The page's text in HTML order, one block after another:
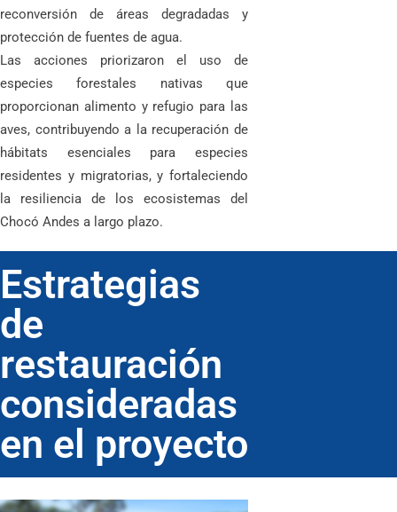
reconversión de áreas degradadas y
protección de fuentes de agua.
Las acciones priorizaron el uso de
especies forestales nativas que
proporcionan alimento y refugio para las
aves, contribuyendo a la recuperación de
hábitats esenciales para especies
residentes y migratorias, y fortaleciendo
la resiliencia de los ecosistemas del
Chocó Andes a largo plazo.
Estrategias
de
restauración
consideradas
en el proyecto